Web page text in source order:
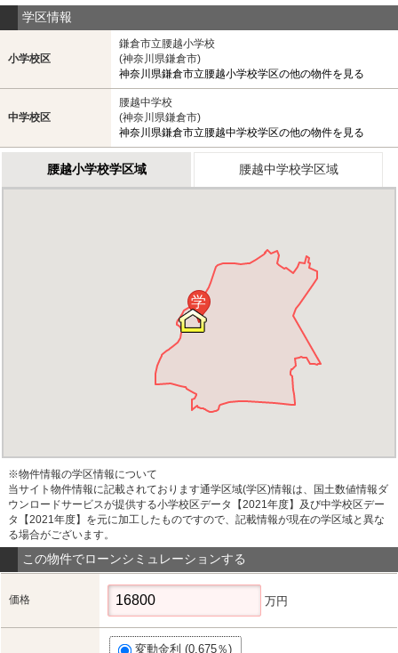
学区情報
小学校区
鎌倉市立腰越小学校
(神奈川県鎌倉市)
神奈川県鎌倉市立腰越小学校学区の他の物件を見る
中学校区
腰越中学校
(神奈川県鎌倉市)
神奈川県鎌倉市立腰越中学校学区の他の物件を見る
腰越小学校学区域 腰越中学校学区域
学
※物件情報の学区情報について
当サイト物件情報に記載されております通学区域(学区)情報は、国土数値情報ダ
ウンロードサービスが提供する小学校区データ【2021年度】及び中学校区デー
タ【2021年度】を元に加工したものですので、記載情報が現在の学区域と異な
る場合がございます。
この物件でローンシミュレーションする
価格 万円
変動金利 (0.675％)